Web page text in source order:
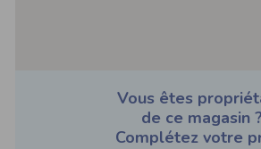
Vous êtes
de ce magasin ?
Complétez votre